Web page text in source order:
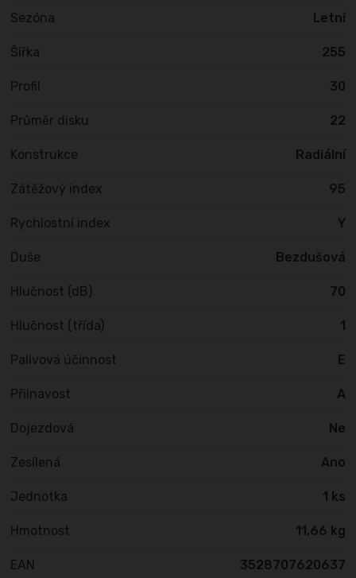
Sezóna Letní
Šířka 255
Profil 30
Průměr disku 22
Konstrukce Radiální
Zátěžový index 95
Rychlostní index Y
Duše Bezdušová
Hlučnost (dB) 70
Hlučnost (třída) 1
Palivová účinnost E
Přilnavost A
Dojezdová Ne
Zesílená Ano
Jednotka 1 ks
Hmotnost 11,66 kg
EAN 3528707620637